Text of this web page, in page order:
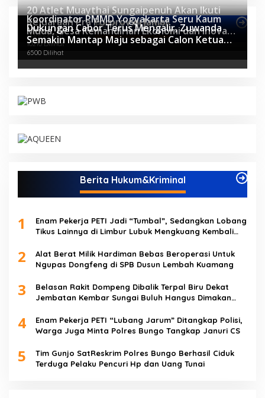
Berita Olahraga
20 Atlet Muaythai Sungaipenuh Akan Ikuti
Kejuaraan Pra Porprov di Jambi
11076 Dilihat
Koordinator PMMD Yogyakarta Seru Kaum
Muda, Gesa Kemandirian Ekonomi dan Inovasi
Desa
10210 Dilihat
Dukungan Cabor Terus Mengalir, Zuwanda
Semakin Mantap Maju sebagai Calon Ketua
KONI
6500 Dilihat
Berita Hukum&Kriminal
1
Enam Pekerja PETI Jadi “Tumbal”, Sedangkan Lobang
Tikus Lainnya di Limbur Lubuk Mengkuang Kembali
2
Alat Berat Milik Hardiman Bebas Beroperasi Untuk
Ngupas Dongfeng di SPB Dusun Lembah Kuamang
3
Belasan Rakit Dompeng Dibalik Terpal Biru Dekat
Jembatan Kembar Sungai Buluh Hangus Dimakan
4
Enam Pekerja PETI “Lubang Jarum” Ditangkap Polisi,
Warga Juga Minta Polres Bungo Tangkap Januri CS
5
Tim Gunjo SatReskrim Polres Bungo Berhasil Ciduk
Terduga Pelaku Pencuri Hp dan Uang Tunai